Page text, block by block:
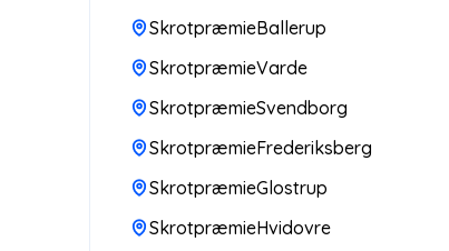
SkrotpræmieBallerup
SkrotpræmieVarde
SkrotpræmieSvendborg
SkrotpræmieFrederiksberg
SkrotpræmieGlostrup
SkrotpræmieHvidovre